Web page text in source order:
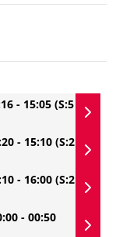
- 15:05 (S:5
- 15:10 (S:2
- 16:00 (S:2
- 00:50